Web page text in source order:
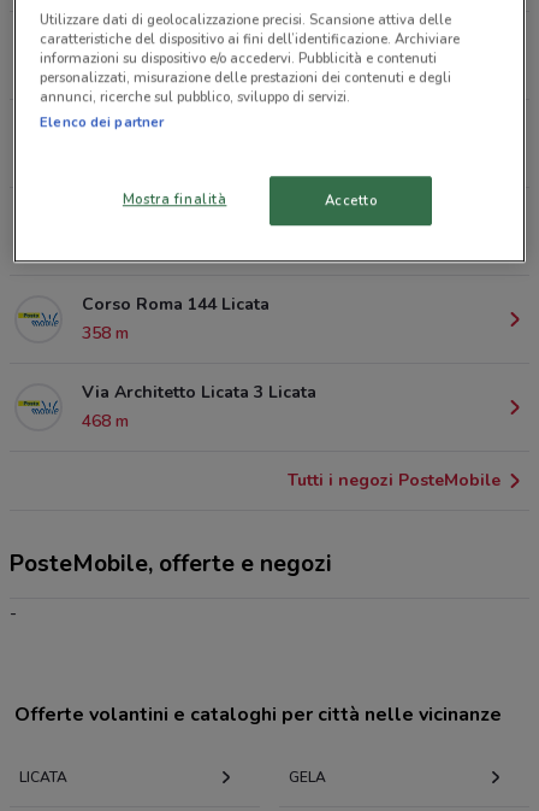
Corso Vittorio Emanuele 20 Agrigento
168 m
Piazza Linares 33 Licata
Corso Roma 144 Licata
358 m
Via Architetto Licata 3 Licata
468 m
Tutti i negozi PosteMobile
PosteMobile, offerte e negozi
-
Offerte volantini e cataloghi per città nelle vicinanze
LICATA GELA
Utilizzare dati di geolocalizzazione precisi. Scansione attiva delle
caratteristiche del dispositivo ai fini dell’identificazione. Archiviare
informazioni su dispositivo e/o accedervi. Pubblicità e contenuti
personalizzati, misurazione delle prestazioni dei contenuti e degli
annunci, ricerche sul pubblico, sviluppo di servizi.
Elenco dei partner
Mostra finalità Accetto